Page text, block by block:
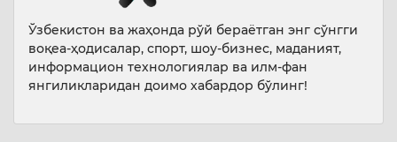
Ўзбекистон ва жаҳонда рўй бераётган энг сўнгги
воқеа-ҳодисалар, спорт, шоу-бизнес, маданият,
информацион технологиялар ва илм-фан
янгиликларидан доимо хабардор бўлинг!